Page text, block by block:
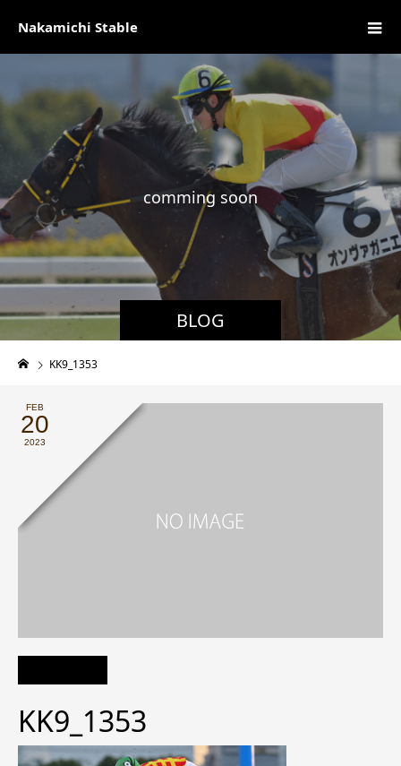
Nakamichi Stable
BLOG
m in g soon
現
KK9_1353
FEB
20
2023
KK9_1353